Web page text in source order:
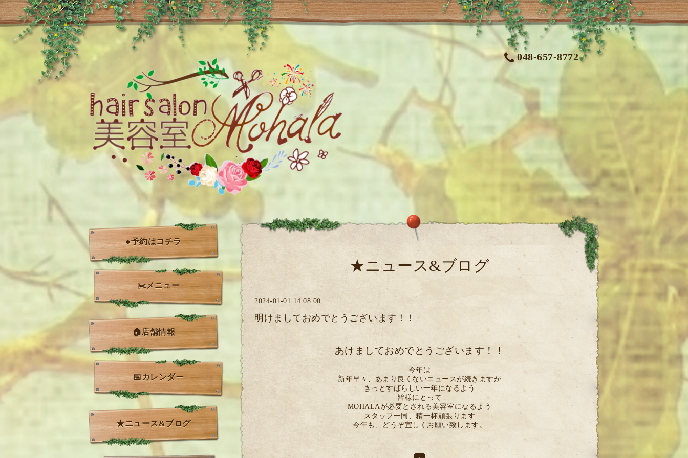
048-657-8772
★ニュース&ブログ
2024-01-01 14:08:00
明けましておめでとうございます！！
あけましておめでとうございます！！
今年は
新年早々、あまり良くないニュースが続きますが
きっとすばらしい一年になるよう
皆様にとって
MOHALAが必要とされる美容室になるよう
スタッフ一同、精一杯頑張ります
今年も、どうぞ宜しくお願い致します。
●予約はコチラ
✂️メニュー
🏠店舗情報
📅カレンダー
★ニュース&ブログ